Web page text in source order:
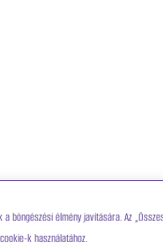
böngészési élmény javítására. Az
k használatához.